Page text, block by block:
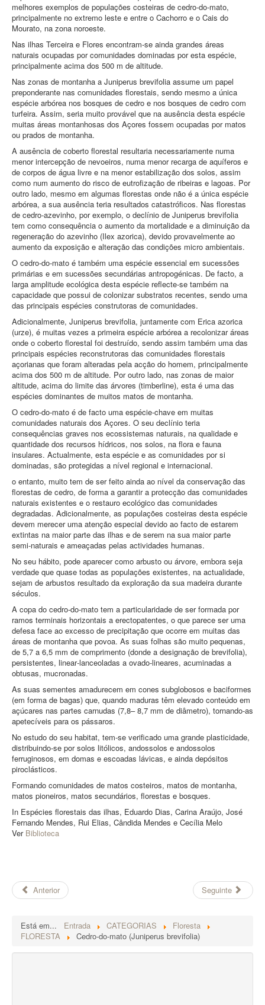
melhores exemplos de populações costeiras de cedro‑do‑mato,
principalmente no extremo leste e entre o Cachorro e o Cais do
Mourato, na zona noroeste.
Nas ilhas Terceira e Flores encontram‑se ainda grandes áreas
naturais ocupadas por comunidades dominadas por esta espécie,
principalmente acima dos 500 m de altitude.
Nas zonas de montanha a Juniperus brevifolia assume um papel
preponderante nas comunidades florestais, sendo mesmo a única
espécie arbórea nos bosques de cedro e nos bosques de cedro com
turfeira. Assim, seria muito provável que na ausência desta espécie
muitas áreas montanhosas dos Açores fossem ocupadas por matos
ou prados de montanha.
A ausência de coberto florestal resultaria necessariamente numa
menor intercepção de nevoeiros, numa menor recarga de aquíferos e
de corpos de água livre e na menor estabilização dos solos, assim
como num aumento do risco de eutrofização de ribeiras e lagoas. Por
outro lado, mesmo em algumas florestas onde não é a única espécie
arbórea, a sua ausência teria resultados catastróficos. Nas florestas
de cedro‑azevinho, por exemplo, o declínio de Juniperus brevifolia
tem como consequência o aumento da mortalidade e a diminuição da
regeneração do azevinho (Ilex azorica), devido provavelmente ao
aumento da exposição e alteração das condições micro ambientais.
O cedro‑do‑mato é também uma espécie essencial em sucessões
primárias e em sucessões secundárias antropogénicas. De facto, a
larga amplitude ecológica desta espécie reflecte‑se também na
capacidade que possui de colonizar substratos recentes, sendo uma
das principais espécies construtoras de comunidades.
Adicionalmente, Juniperus brevifolia, juntamente com Erica azorica
(urze), é muitas vezes a primeira espécie arbórea a recolonizar áreas
onde o coberto florestal foi destruído, sendo assim também uma das
principais espécies reconstrutoras das comunidades florestais
açorianas que foram alteradas pela acção do homem, principalmente
acima dos 500 m de altitude. Por outro lado, nas zonas de maior
altitude, acima do limite das árvores (timberline), esta é uma das
espécies dominantes de muitos matos de montanha.
O cedro‑do‑mato é de facto uma espécie‑chave em muitas
comunidades naturais dos Açores. O seu declínio teria
consequências graves nos ecossistemas naturais, na qualidade e
quantidade dos recursos hídricos, nos solos, na flora e fauna
insulares. Actualmente, esta espécie e as comunidades por si
dominadas, são protegidas a nível regional e internacional.
o entanto, muito tem de ser feito ainda ao nível da conservação das
florestas de cedro, de forma a garantir a protecção das comunidades
naturais existentes e o restauro ecológico das comunidades
degradadas. Adicionalmente, as populações costeiras desta espécie
devem merecer uma atenção especial devido ao facto de estarem
extintas na maior parte das ilhas e de serem na sua maior parte
semi‑naturais e ameaçadas pelas actividades humanas.
No seu hábito, pode aparecer como arbusto ou árvore, embora seja
verdade que quase todas as populações existentes, na actualidade,
sejam de arbustos resultado da exploração da sua madeira durante
séculos.
A copa do cedro‑do‑mato tem a particularidade de ser formada por
ramos terminais horizontais a erectopatentes, o que parece ser uma
defesa face ao excesso de precipitação que ocorre em muitas das
áreas de montanha que povoa. As suas folhas são muito pequenas,
de 5,7 a 6,5 mm de comprimento (donde a designação de brevifolia),
persistentes, linear‑lanceoladas a ovado‑lineares, acuminadas a
obtusas, mucronadas.
As suas sementes amadurecem em cones subglobosos e baciformes
(em forma de bagas) que, quando maduras têm elevado conteúdo em
açúcares nas partes carnudas (7,8– 8,7 mm de diâmetro), tornando‑as
apetecíveis para os pássaros.
No estudo do seu habitat, tem‑se verificado uma grande plasticidade,
distribuindo‑se por solos litólicos, andossolos e andossolos
ferruginosos, em domas e escoadas lávicas, e ainda depósitos
piroclásticos.
Formando comunidades de matos costeiros, matos de montanha,
matos pioneiros, matos secundários, florestas e bosques.
In Espécies florestais das ilhas, Eduardo Dias, Carina Araújo, José
Fernando Mendes, Rui Elias, Cândida Mendes e Cecília Melo
Ver Biblioteca
Anterior Seguinte
Está em... Entrada CATEGORIAS
Floresta
FLORESTA
Cedro‑do‑mato (Juniperus brevifolia)